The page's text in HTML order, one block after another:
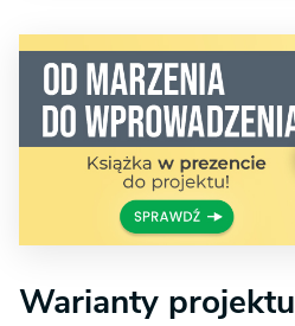
Warianty projektu